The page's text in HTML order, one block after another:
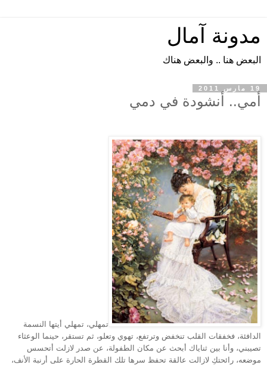
مدونة آمال
البعض هنا .. والبعض هناك
19 مارس 2011
أمي.. أنشودة في دمي
تمهلي، تمهلي أيتها النسمة
الدافئة، فخفقات القلب تنخفض وترتفع، تهوي وتعلو، ثم تستقر، حينما الوعثاء
تصيبني، وأنا بين ثناياك أبحث عن مكان الطفولة، عن صدر لازلت أتحسس
موضعه، رائحتكِ لازالت عالقة تحفظ سرها تلك القطرة الحارة على أرنبة الأنف،